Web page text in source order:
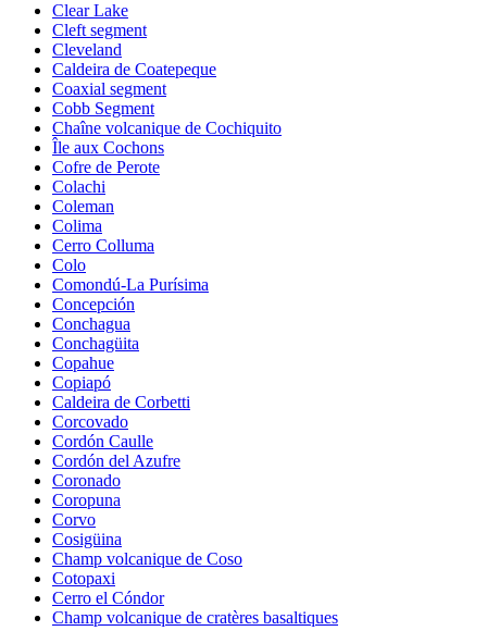
Clear Lake
Cleft segment
Cleveland
Caldeira de Coatepeque
Coaxial segment
Cobb Segment
Chaîne volcanique de Cochiquito
Île aux Cochons
Cofre de Perote
Colachi
Coleman
Colima
Cerro Colluma
Colo
Comondú-La Purísima
Concepción
Conchagua
Conchagüita
Copahue
Copiapó
Caldeira de Corbetti
Corcovado
Cordón Caulle
Cordón del Azufre
Coronado
Coropuna
Corvo
Cosigüina
Champ volcanique de Coso
Cotopaxi
Cerro el Cóndor
Champ volcanique de cratères basaltiques